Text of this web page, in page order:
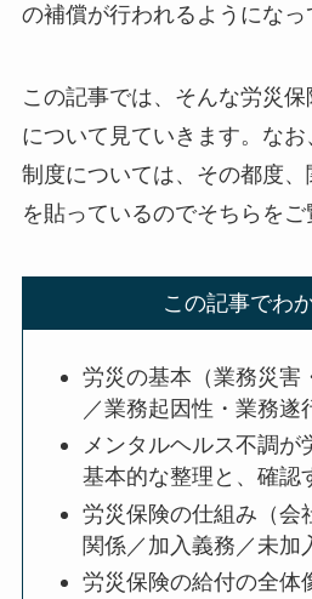
の補償が行われるようになっ
この記事では、そんな労災
について見ていきます。な
制度については、その都度
を貼っているのでそちらをご
この記事でわ
労災の基本（業務災害
／業務起因性・業務遂
メンタルヘルス不調が
基本的な整理と、確認
労災保険の仕組み（会
関係／加入義務／未加
労災保険の給付の全体